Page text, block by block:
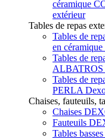
céramique
extérieur
Tables de repas
Tables de
en
Tables de
ALBATROS
Tables de
PERLA
Chaises, fauteuils,
Chaises
Fauteuils
Tables